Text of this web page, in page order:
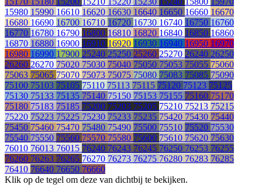
15980 15990 16610 16620 16630 16640 16650 16660 16670
16680 16690 16700 16710 16720 16730 16740 16750 16760
16770 16780 16790 16800 16810 16820 16840 16850 16860
16870 16880 16900 16910 16920 16930 16940 16950 16970
16980 16990 17900 25240 25250 25260 25270 26240 26250
26260 26270 75020 75030 75040 75050 75053 75055 75060
75063 75065 75070 75073 75075 75080 75083 75085 75090
75100 75103 75105 75110 75113 75115 75120 75123 75125
75130 75133 75135 75140 75150 75153 75155 75160 75170
75180 75183 75185 75200 75203 75205 75210 75213 75215
75220 75223 75225 75230 75233 75235 75420 75430 75440
75450 75460 75470 75480 75490 75500 75510 75520 75530
75540 75550 75560 75570 75580 75600 75610 75620 75630
76010 76013 76015 76240 76243 76245 76250 76253 76255
76260 76263 76265 76270 76273 76275 76280 76283 76285
76410 76640 76650 76660
Klik op de tegel om deze van dichtbij te bekijken.